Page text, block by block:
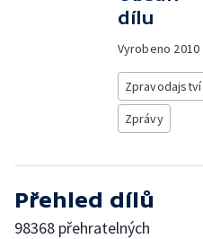
dílu
Vyrobeno 2010
Zpravodajství
Zprávy
Přehled dílů
98368 přehratelných